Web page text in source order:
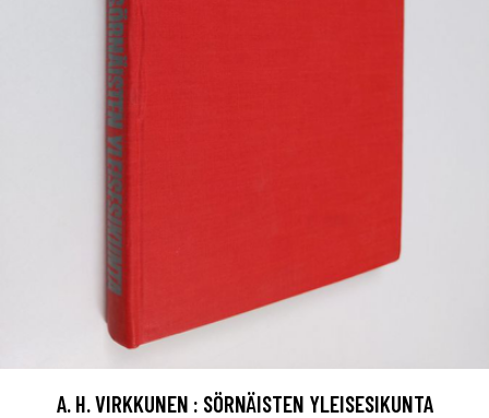
A. H. VIRKKUNEN : SÖRNÄISTEN YLEISESIKUNTA